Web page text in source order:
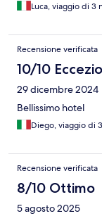
Luca, viaggio di 3
Recensione verificata
10/10
29 dicembre 2024
Bellissimo hotel
Diego, viaggio di
Recensione verificata
8/10 Ottimo
5 agosto 2025